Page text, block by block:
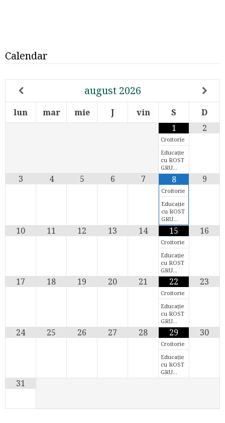
Calendar
august 2026
lun mar mie J vin S
D
1
Croitorie
Educație
cu ROST
GRU…
2
3 4 5 6 7 8
Croitorie
Educație
cu ROST
GRU…
9
10 11 12 13 14 15
Croitorie
Educație
cu ROST
GRU…
16
17 18 19 20 21 22
Croitorie
Educație
cu ROST
GRU…
23
24 25 26 27 28 29
Croitorie
Educație
cu ROST
GRU…
30
31